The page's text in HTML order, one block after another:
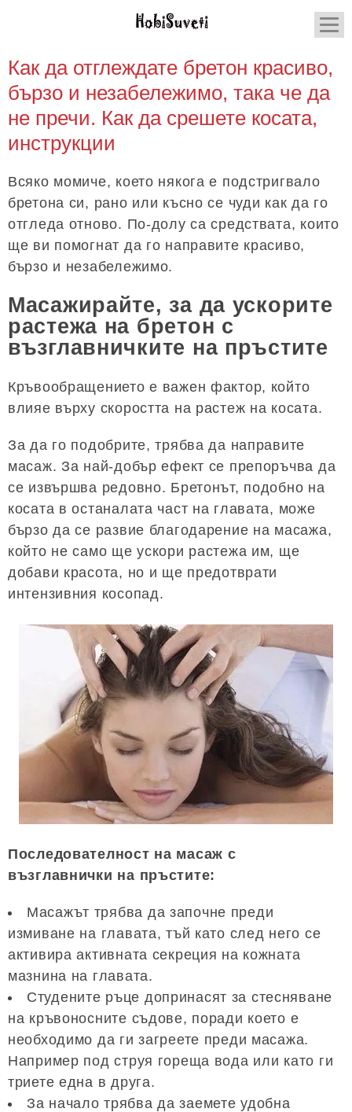
Как да отглеждате бретон красиво,
бързо и незабележимо, така че да
не пречи. Как да срешете косата,
инструкции
Всяко момиче, което някога е подстригвало
бретона си, рано или късно се чуди как да го
отгледа отново. По-долу са средствата, които
ще ви помогнат да го направите красиво,
бързо и незабележимо.
Масажирайте, за да ускорите
растежа на бретон с
възглавничките на пръстите
Кръвообращението е важен фактор, който
влияе върху скоростта на растеж на косата.
За да го подобрите, трябва да направите
масаж. За най-добър ефект се препоръчва да
се извършва редовно. Бретонът, подобно на
косата в останалата част на главата, може
бързо да се развие благодарение на масажа,
който не само ще ускори растежа им, ще
добави красота, но и ще предотврати
интензивния косопад.
Последователност на масаж с
възглавнички на пръстите:
Масажът трябва да започне преди
измиване на главата, тъй като след него се
активира активната секреция на кожната
мазнина на главата.
Студените ръце допринасят за стесняване
на кръвоносните съдове, поради което е
необходимо да ги загреете преди масажа.
Например под струя гореща вода или като ги
триете една в друга.
За начало трябва да заемете удобна